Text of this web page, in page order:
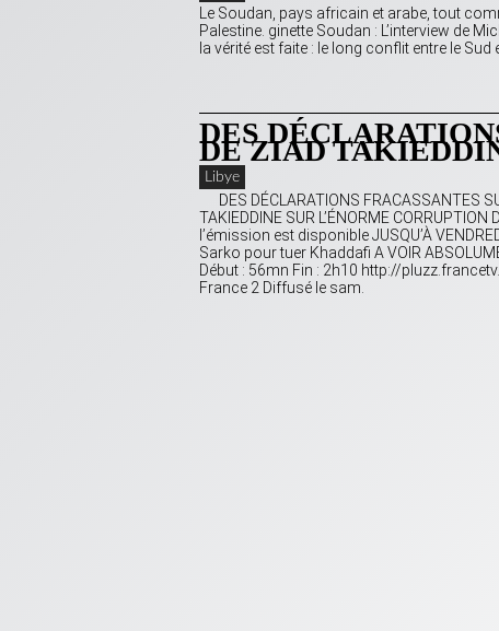
Le Soudan, pays africain et arabe, tout
Palestine. ginette Soudan : L’interview de
la vérité est faite : le long conflit entre le Sud
DES
DE ZIAD
Libye
DES DÉCLARATIONS FRACASSANTES
TAKIEDDINE SUR L’ÉNORME
l’émission est disponible JUSQU’À
Sarko pour tuer Khaddafi A VOIR
Début : 56mn Fin : 2h10 http://
France 2 Diffusé le sam.